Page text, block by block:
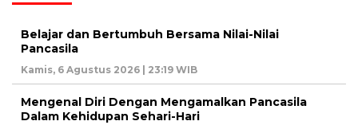
Belajar dan Bertumbuh Bersama Nilai-Nilai
Pancasila
Kamis, 6 Agustus 2026 | 23:19 WIB
Mengenal Diri Dengan Mengamalkan Pancasila
Dalam Kehidupan Sehari-Hari